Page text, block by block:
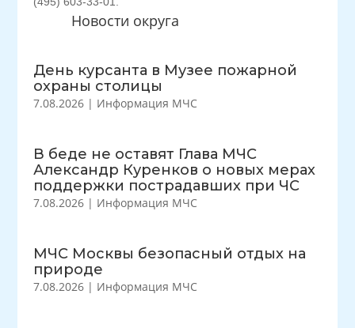
Новости округа
День курсанта в Музее пожарной
охраны столицы
7.08.2026 | Информация МЧС
В беде не оставят Глава МЧС
Александр Куренков о новых мерах
поддержки пострадавших при ЧС
7.08.2026 | Информация МЧС
МЧС Москвы безопасный отдых на
природе
7.08.2026 | Информация МЧС